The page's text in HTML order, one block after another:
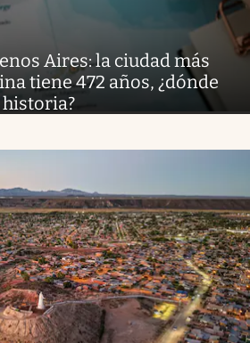
Aires: la ciudad más
tiene 472 años, ¿dónde
historia?